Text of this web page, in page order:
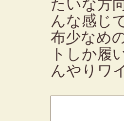
たいな方
んな感じ
布少なめ
トしか履
んやりワ